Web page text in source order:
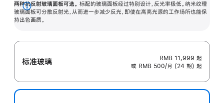
两种抗反射玻璃面板可选。 标配的玻璃面板经过特别设计，反光率极低。纳米纹理
玻璃面板可分散反射光，从而进一步减少反光，即使在高亮光源的工作场所也能保
持出色画质。
展
开
标准玻璃 RMB 11,999 起
或 RMB 500/月 (24 期) 起